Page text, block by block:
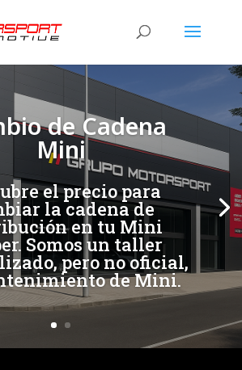
de Cadena
Mini
el precio para
la cadena de
en tu Mini
Somos un taller
pero no oficial,
de Mini.